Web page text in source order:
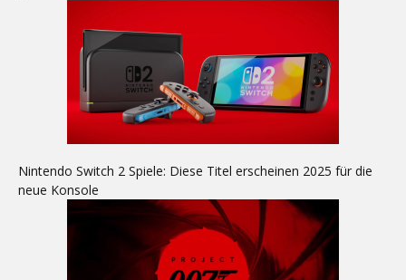
Nintendo Switch 2 Spiele: Diese Titel erscheinen 2025 für die
neue Konsole